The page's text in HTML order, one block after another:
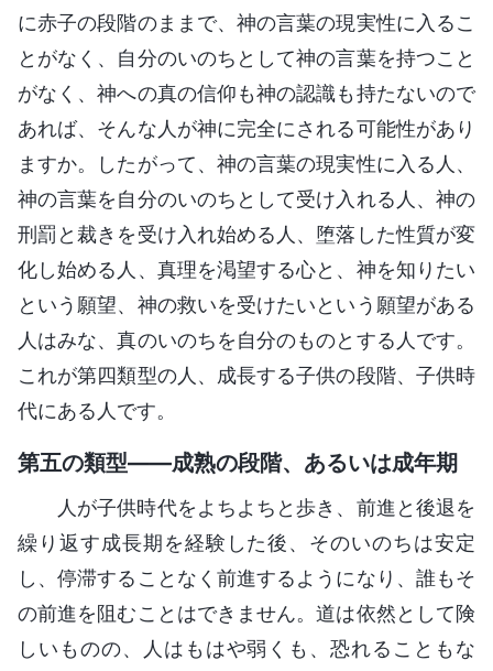
に赤子の段階のままで、神の言葉の現実性に入るこ
とがなく、自分のいのちとして神の言葉を持つこと
がなく、神への真の信仰も神の認識も持たないので
あれば、そんな人が神に完全にされる可能性があり
ますか。したがって、神の言葉の現実性に入る人、
神の言葉を自分のいのちとして受け入れる人、神の
刑罰と裁きを受け入れ始める人、堕落した性質が変
化し始める人、真理を渇望する心と、神を知りたい
という願望、神の救いを受けたいという願望がある
人はみな、真のいのちを自分のものとする人です。
これが第四類型の人、成長する子供の段階、子供時
代にある人です。
第五の類型――成熟の段階、あるいは成年期
人が子供時代をよちよちと歩き、前進と後退を
繰り返す成長期を経験した後、そのいのちは安定
し、停滞することなく前進するようになり、誰もそ
の前進を阻むことはできません。道は依然として険
しいものの、人はもはや弱くも、恐れることもな